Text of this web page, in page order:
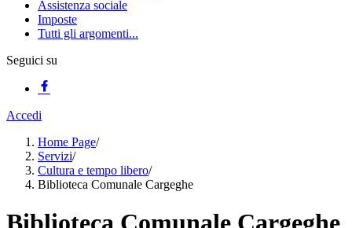
Assistenza sociale
Imposte
Tutti gli argomenti...
Seguici su
Accedi
Home Page/
Servizi/
Cultura e tempo libero/
Biblioteca Comunale Cargeghe